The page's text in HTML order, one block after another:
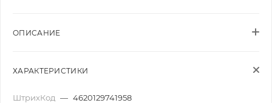
ОПИСАНИЕ
ХАРАКТЕРИСТИКИ
ШтрихКод — 4620129741958